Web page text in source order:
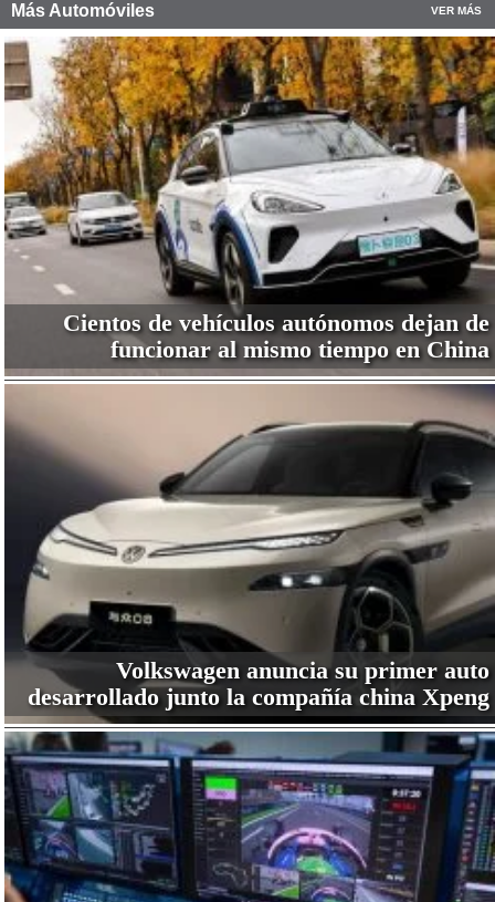
Más Automóviles VER MÁS
Cientos de vehículos autónomos dejan de
funcionar al mismo tiempo en China
Volkswagen anuncia su primer auto
desarrollado junto la compañía china Xpeng